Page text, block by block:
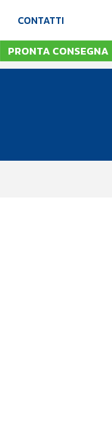
CONTATTI
PRONTA CONSEGNA